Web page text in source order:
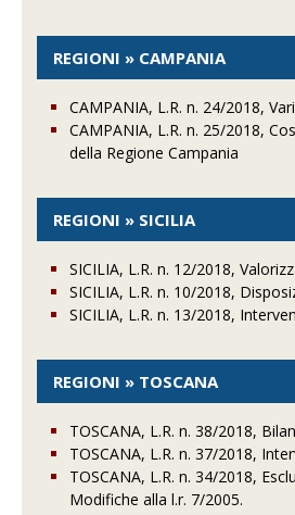
REGIONI » CAMPANIA
CAMPANIA, L.R. n. 24/2018,
CAMPANIA, L.R. n. 25/2018,
della Regione Campania
REGIONI » SICILIA
SICILIA, L.R. n. 12/2018,
SICILIA, L.R. n. 10/2018,
SICILIA, L.R. n. 13/2018,
REGIONI » TOSCANA
TOSCANA, L.R. n. 38/2018,
TOSCANA, L.R. n. 37/2018,
TOSCANA, L.R. n. 34/2018,
Modifiche alla l.r. 7/2005.